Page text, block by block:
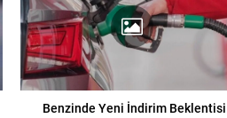
Benzinde Yeni İndirim Beklentisi